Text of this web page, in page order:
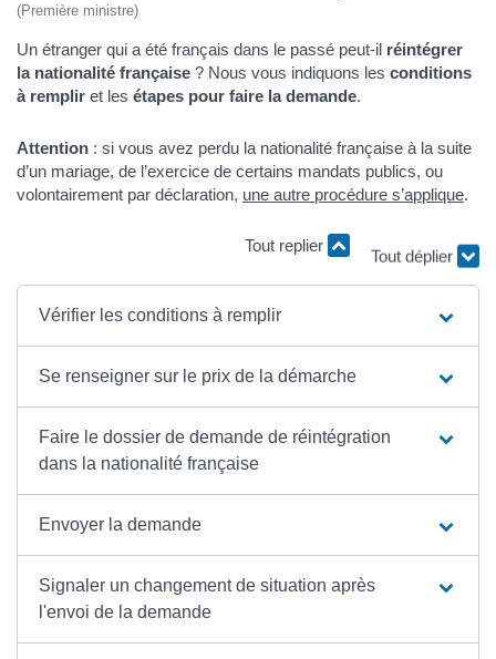
(Première ministre)
Un étranger qui a été français dans le passé peut-il réintégrer
la nationalité française ? Nous vous indiquons les conditions
à remplir et les étapes pour faire la demande.
Attention : si vous avez perdu la nationalité française à la suite
d’un mariage, de l’exercice de certains mandats publics, ou
volontairement par déclaration, une autre procédure s’applique.
Tout replier Tout déplier
Vérifier les conditions à remplir
Se renseigner sur le prix de la démarche
Faire le dossier de demande de réintégration
dans la nationalité française
Envoyer la demande
Signaler un changement de situation après
l'envoi de la demande